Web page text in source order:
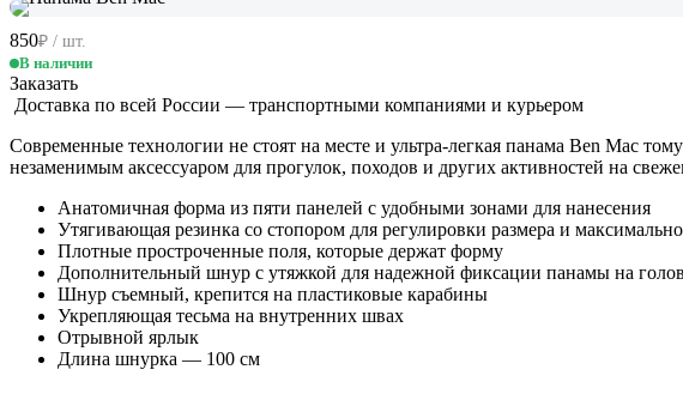
850₽ / шт.
В наличии
Заказать
Доставка по всей России — транспортными компаниями и курьером
Современные технологии не стоят на месте и ультра-легкая панама Ben Mac
незаменимым аксессуаром для прогулок, походов и других активностей на
Анатомичная форма из пяти панелей с удобными зонами для нанесения
Утягивающая резинка со стопором для регулировки размера и
Плотные простроченные поля, которые держат форму
Дополнительный шнур с утяжкой для надежной фиксации панамы на
Шнур съемный, крепится на пластиковые карабины
Укрепляющая тесьма на внутренних швах
Отрывной ярлык
Длина шнурка — 100 см